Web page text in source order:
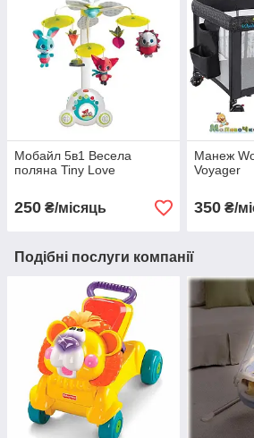
Мобайл 5в1 Весела
поляна Tiny Love
250 ₴/місяць
Манеж
Voyager
350₴/
Подібні послуги компанії